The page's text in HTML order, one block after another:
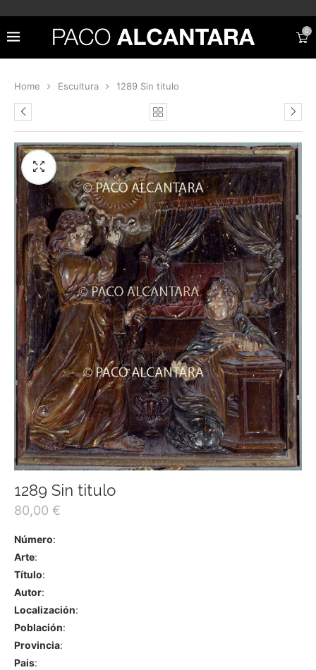
0
Home Escultura 1289 Sin titulo
1289 Sin titulo
80,00 €
Número:
Arte:
Título:
Autor:
Localización:
Población:
Provincia:
Pais: